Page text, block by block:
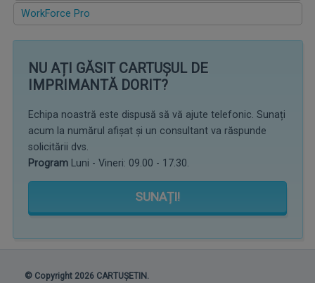
WorkForce Pro
NU AȚI GĂSIT CARTUȘUL DE
IMPRIMANTĂ DORIT?
Echipa noastră este dispusă să vă ajute telefonic. Sunați
acum la numărul afișat și un consultant va răspunde
solicitării dvs.
Program Luni - Vineri: 09.00 - 17.30.
SUNAȚI!
© Copyright 2026 CARTUȘETIN.